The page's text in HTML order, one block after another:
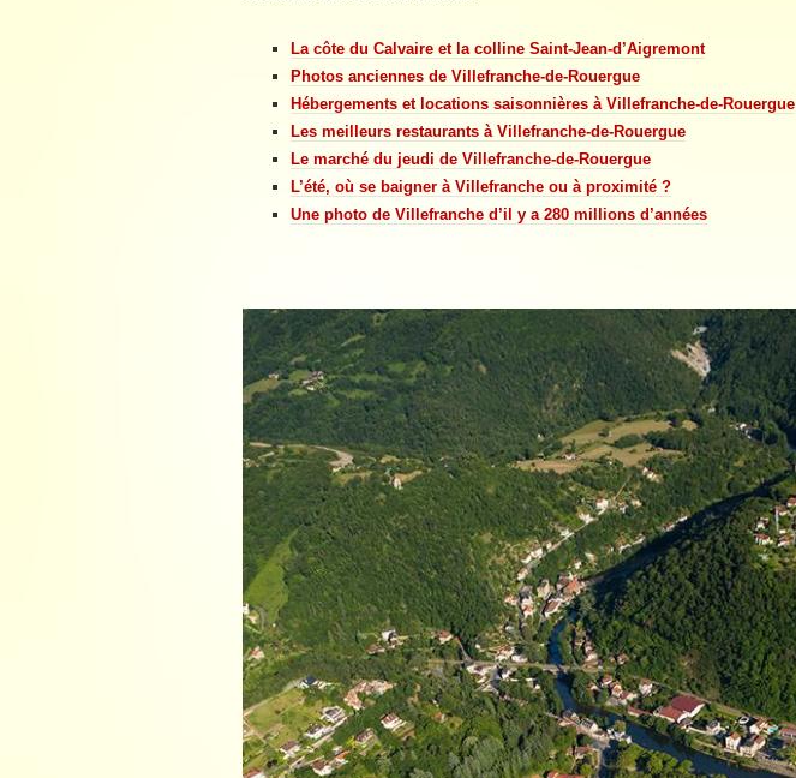
La côte du Calvaire et la colline Saint-Jean-d’Aigremont
Photos anciennes de Villefranche-de-Rouergue
Hébergements et locations saisonnières à Villefranche-de-Rouergue
Les meilleurs restaurants à Villefranche-de-Rouergue
Le marché du jeudi de Villefranche-de-Rouergue
L’été, où se baigner à Villefranche ou à proximité ?
Une photo de Villefranche d’il y a 280 millions d’années